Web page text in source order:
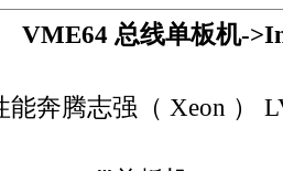
VME64 总线单板机-
能奔腾志强（ Xeon ）